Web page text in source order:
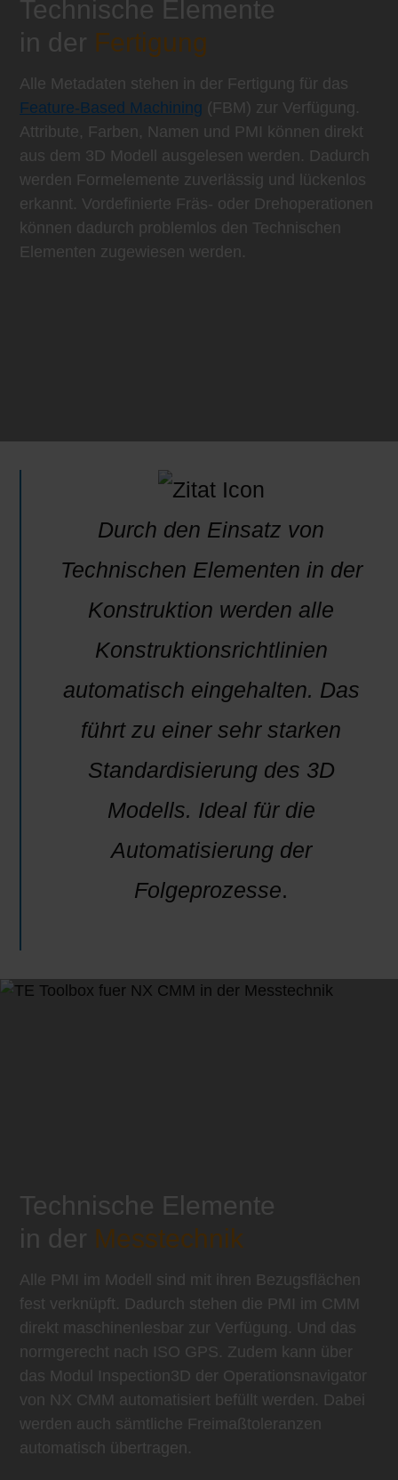
Technische Elemente
in der Fertigung
Alle Metadaten stehen in der Fertigung für das
Feature-Based Machining (FBM) zur Verfügung.
Attribute, Farben, Namen und PMI können direkt
aus dem 3D Modell ausgelesen werden. Dadurch
werden Formelemente zuverlässig und lückenlos
erkannt. Vordefinierte Fräs- oder Drehoperationen
können dadurch problemlos den Technischen
Elementen zugewiesen werden.
Durch den Einsatz von
Technischen Elementen in der
Konstruktion werden alle
Konstruktionsrichtlinien
automatisch eingehalten. Das
führt zu einer sehr starken
Standardisierung des 3D
Modells. Ideal für die
Automatisierung der
Folgeprozesse.
Technische Elemente
in der Messtechnik
Alle PMI im Modell sind mit ihren Bezugsflächen
fest verknüpft. Dadurch stehen die PMI im CMM
direkt maschinenlesbar zur Verfügung. Und das
normgerecht nach ISO GPS. Zudem kann über
das Modul Inspection3D der Operationsnavigator
von NX CMM automatisiert befüllt werden. Dabei
werden auch sämtliche Freimaßtoleranzen
automatisch übertragen.